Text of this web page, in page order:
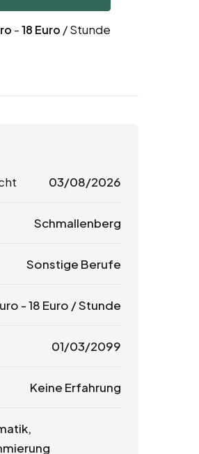
-18 Euro / Stunde
03/08/2026
Schmallenberg
Sonstige Berufe
-18 Euro / Stunde
01/03/2099
Keine Erfahrung